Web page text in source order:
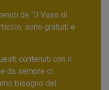
de “Il Vaso di
sono gratuiti e
contenuti con il
da sempre ci
bisogno del